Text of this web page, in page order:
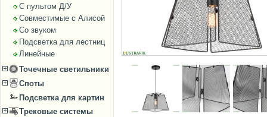
С пультом Д/У
Совместимые с Алисой
Со звуком
Подсветка для лестниц
Линейные
Точечные светильники
Споты
Подсветка для картин
Трековые системы